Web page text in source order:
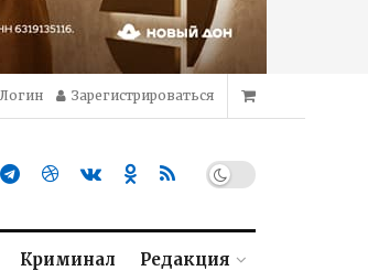
Логин Зарегистрироваться
Криминал Редакция